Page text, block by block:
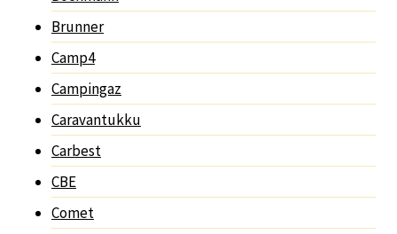
Brunner
Camp4
Campingaz
Caravantukku
Carbest
CBE
Comet